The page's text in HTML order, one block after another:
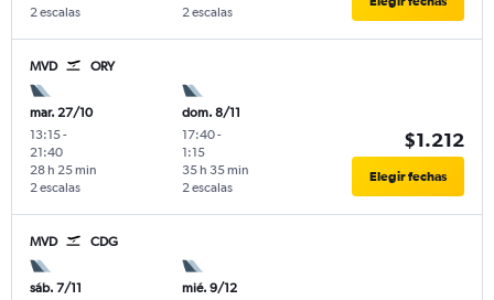
2 escalas
2 escalas
MVD ORY
mar. 27/10
13:15-
21:40
2 escalas
28 h 25 min
dom. 8/11
17:40-
1:15
2 escalas
35 h 35 min
$1.212
Elegir fechas
MVD CDG
sáb. 7/11
mié. 9/12